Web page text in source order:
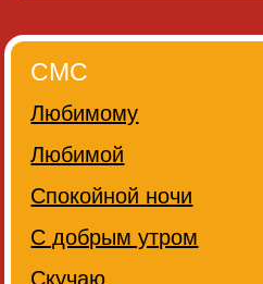
СМС
Любимому
Любимой
Спокойной ночи
С добрым утром
Скучаю